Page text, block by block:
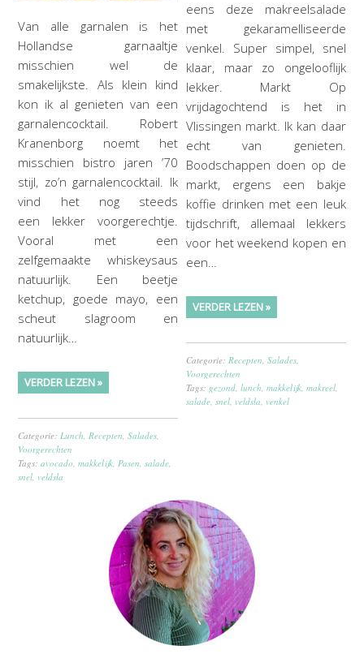
Van alle garnalen is het
Hollandse garnaaltje
misschien wel de
smakelijkste. Als klein kind
kon ik al genieten van een
garnalencocktail. Robert
Kranenborg noemt het
misschien bistro jaren ’70
stijl, zo’n garnalencocktail. Ik
vind het nog steeds
een lekker voorgerechtje.
Vooral met een
zelfgemaakte whiskeysaus
natuurlijk. Een beetje
ketchup, goede mayo, een
scheut slagroom en
natuurlijk…
VERDER LEZEN »
Categorie:Lunch,Recepten,Salades,
Voorgerechten
Tags:avocado,makkelijk,Pasen,salade,
snel, veldsla
eens deze makreelsalade
met gekaramelliseerde
venkel. Super simpel, snel
klaar, maar zo ongelooflijk
lekker. Markt Op
vrijdagochtend is het in
Vlissingen markt. Ik kan daar
echt van genieten.
Boodschappen doen op de
markt, ergens een bakje
koffie drinken met een leuk
tijdschrift, allemaal lekkers
voor het weekend kopen en
een…
VERDER LEZEN »
Categorie:Recepten,Salades,
Voorgerechten
Tags: gezond,lunch,makkelijk,makreel,
salade,snel, veldsla, venkel